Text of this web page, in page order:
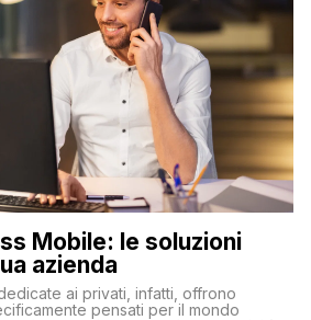
Mobile: le soluzioni
azienda
ai privati, infatti, offrono
pensati per il mondo